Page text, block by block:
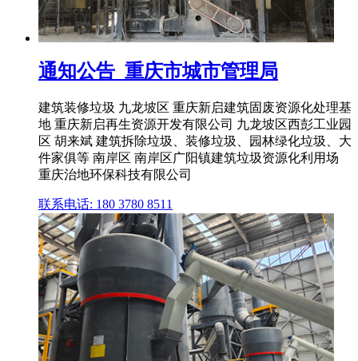
通知公告_重庆市城市管理局
建筑装修垃圾 九龙坡区 重庆新启建筑固废资源化处理基
地 重庆新启再生资源开发有限公司 九龙坡区西彭工业园
区 胡来斌 建筑拆除垃圾、装修垃圾、园林绿化垃圾、大
件家俱等 南岸区 南岸区广阳镇建筑垃圾资源化利用场
重庆治地环保科技有限公司
联系电话: 180 3780 8511